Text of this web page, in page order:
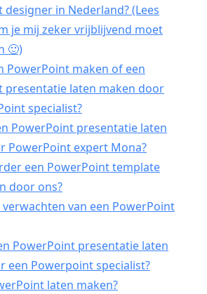
designer in Nederland? (Lees
je mij zeker vrijblijvend moet
🙂)
PowerPoint maken of een
presentatie laten maken door
specialist?
PowerPoint presentatie laten
PowerPoint expert Mona?
een PowerPoint template
door ons?
van een PowerPoint
PowerPoint presentatie laten
een Powerpoint specialist?
laten maken?